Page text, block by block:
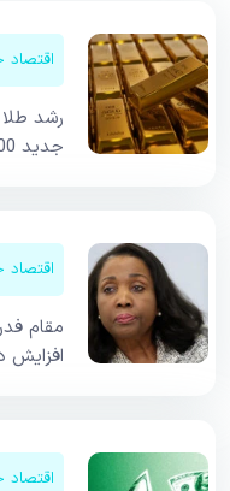
اقتصاد
رشد
جدید S&P 500 واکنشی نشان نداد
اقتصاد
مقام
افزایش
اقتصاد